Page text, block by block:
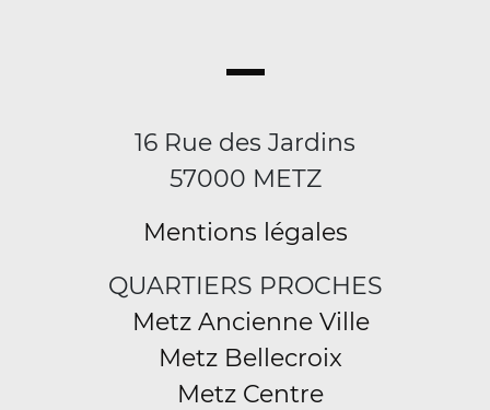
16 Rue des Jardins
57000 METZ
Mentions légales
QUARTIERS PROCHES
Metz Ancienne Ville
Metz Bellecroix
Metz Centre